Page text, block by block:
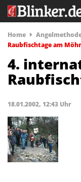
Home
Raubfischtage am
4.
18.01.2002, 12:43 Uhr